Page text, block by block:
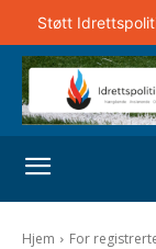
Støtt
Hjem For